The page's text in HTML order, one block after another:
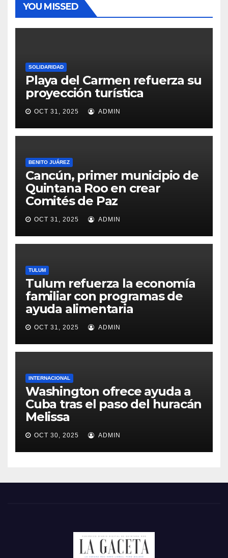
YOU MISSED
SOLIDARIDAD
Playa del Carmen refuerza su
proyección turística
OCT 31, 2025 ADMIN
BENITO JUÁREZ
Cancún, primer municipio de
Quintana Roo en crear
Comités de Paz
OCT 31, 2025 ADMIN
TULUM
Tulum refuerza la economía
familiar con programas de
ayuda alimentaria
OCT 31, 2025 ADMIN
INTERNACIONAL
Washington ofrece ayuda a
Cuba tras el paso del huracán
Melissa
OCT 30, 2025 ADMIN